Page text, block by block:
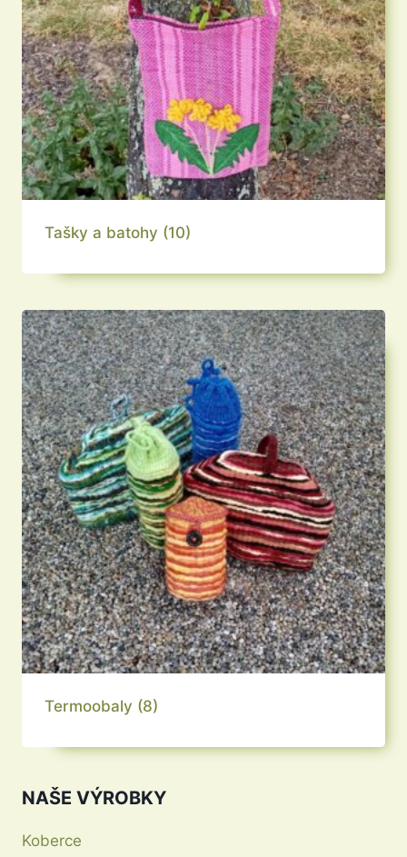
Tašky a batohy (10)
Termoobaly (8)
NAŠE VÝROBKY
Koberce